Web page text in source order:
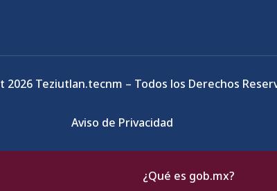
2026 Teziutlan.tecnm – Todos los Derechos
Aviso de Privacidad
¿Qué es gob.mx?